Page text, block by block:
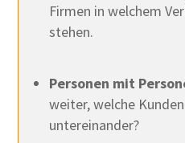
Firmen in welchem
stehen.
Personen mit
weiter, welche
untereinander?